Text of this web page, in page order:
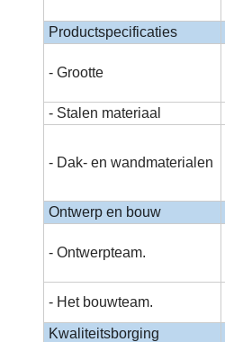
Productspecificaties
- Grootte
- Stalen materiaal
- Dak- en wandmaterialen
Ontwerp en bouw
- Ontwerpteam.
- Het bouwteam.
Kwaliteitsborging